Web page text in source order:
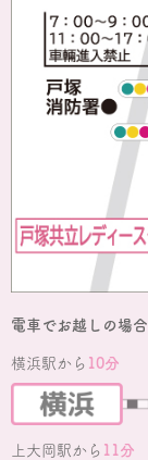
電車でお越しの場合
横浜駅から 10分
上大岡駅から 11分